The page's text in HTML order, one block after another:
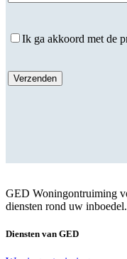
Ik ga akkoord met de
GED Woningontruiming
diensten rond uw inboedel.
Diensten van GED